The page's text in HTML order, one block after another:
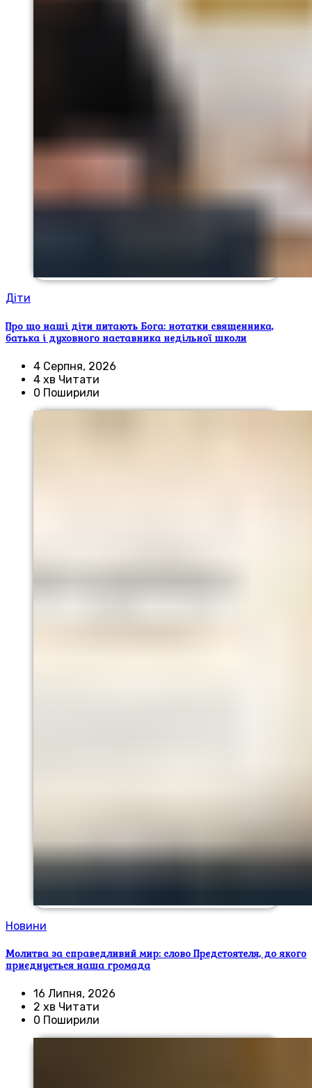
Діти
Про що наші діти питають Бога: нотатки священника,
батька і духовного наставника недільної школи
4 Серпня, 2026
4 хв Читати
0 Поширили
Новини
Молитва за справедливий мир: слово Предстоятеля, до якого
приєднується наша громада
16 Липня, 2026
2 хв Читати
0 Поширили